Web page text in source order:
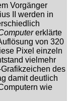
Vorgänger
II werden in
erklärte
von 320
Pixel einzeln
vielmehr
des
damit deutlich
wie